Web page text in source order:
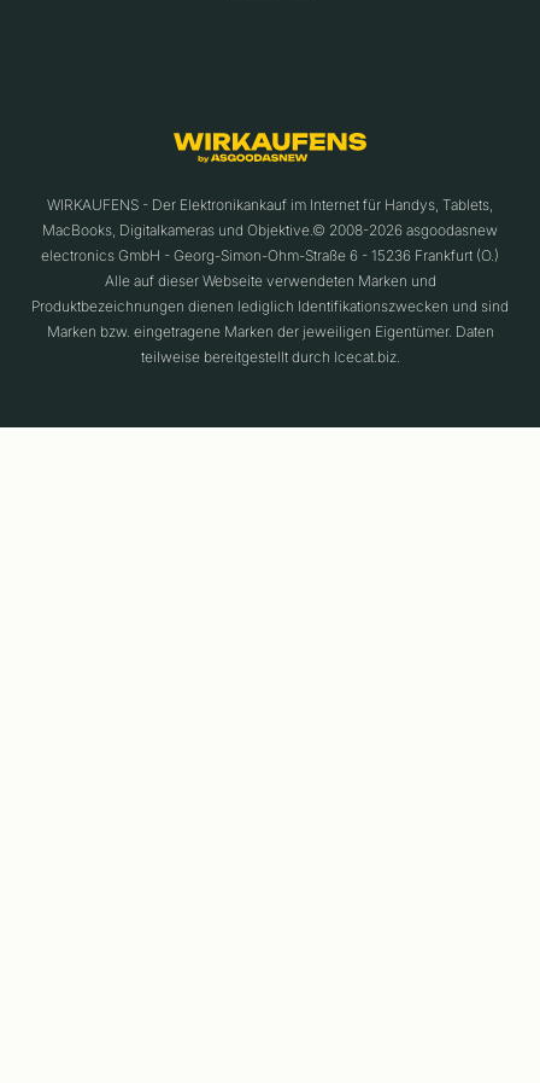
WIRKAUFENS - Der Elektronikankauf im Internet für Handys, Tablets,
MacBooks, Digitalkameras und Objektive.© 2008-2026 asgoodasnew
electronics GmbH - Georg-Simon-Ohm-Straße 6 - 15236 Frankfurt (O.)
Alle auf dieser Webseite verwendeten Marken und
Produktbezeichnungen dienen lediglich Identifikationszwecken und sind
Marken bzw. eingetragene Marken der jeweiligen Eigentümer. Daten
teilweise bereitgestellt durch Icecat.biz.